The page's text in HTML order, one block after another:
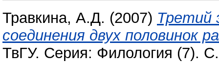
Травкина, А.Д. (2007) Третий
соединения двух половинок
ТвГУ. Серия: Филология (7).